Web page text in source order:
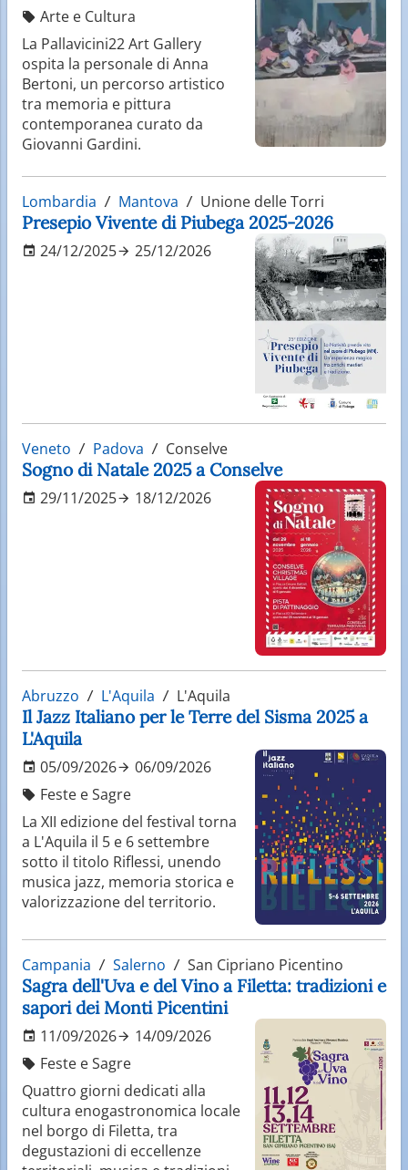
Arte e Cultura
La Pallavicini22 Art Gallery
ospita la personale di Anna
Bertoni, un percorso artistico
tra memoria e pittura
contemporanea curato da
Giovanni Gardini.
Lombardia Mantova Unione delle Torri
Presepio Vivente di Piubega 2025-2026
24/12/2025 25/12/2026
Veneto Padova Conselve
Sogno di Natale 2025 a Conselve
29/11/2025 18/12/2026
Abruzzo L'Aquila L'Aquila
Il Jazz Italiano per le Terre del Sisma 2025 a
L'Aquila
05/09/2026
06/09/2026
Feste e Sagre
La XII edizione del festival torna
a L'Aquila il 5 e 6 settembre
sotto il titolo Riflessi, unendo
musica jazz, memoria storica e
valorizzazione del territorio.
Campania Salerno San Cipriano Picentino
Sagra dell'Uva e del Vino a Filetta: tradizioni e
sapori dei Monti Picentini
11/09/2026
14/09/2026
Feste e Sagre
Quattro giorni dedicati alla
cultura enogastronomica locale
nel borgo di Filetta, tra
degustazioni di eccellenze